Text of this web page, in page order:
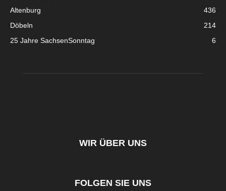
Altenburg
436
Döbeln
214
25 Jahre SachsenSonntag
6
WIR ÜBER UNS
FOLGEN SIE UNS